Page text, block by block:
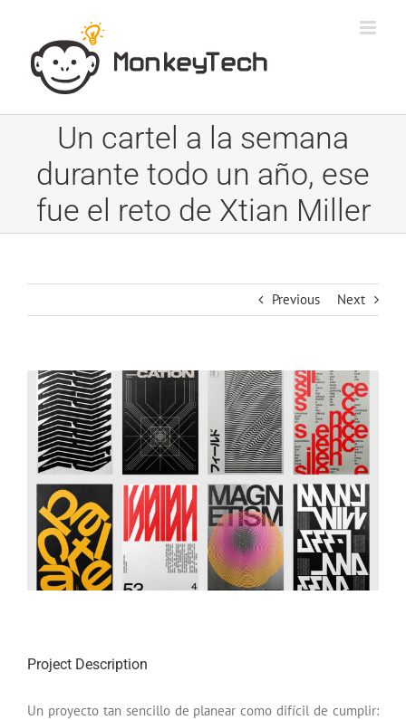
content
Un cartel a la semana
durante todo un año, ese
fue el reto de Xtian Miller
Previous Next
View
Larger
Image
Project Description
Un proyecto tan sencillo de planear como difícil de cumplir: